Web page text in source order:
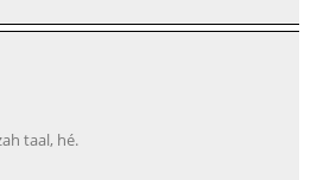
taal, hé.